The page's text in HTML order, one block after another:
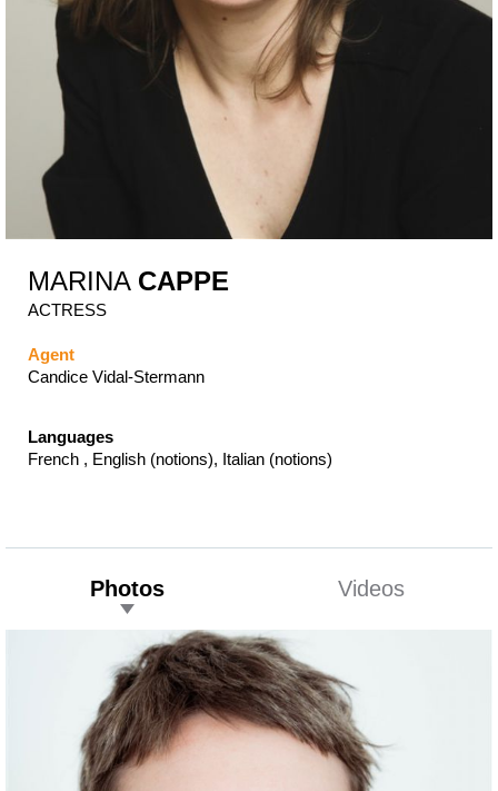
MARINA CAPPE
ACTRESS
Agent
Candice Vidal-Stermann
Languages
French , English (notions), Italian (notions)
Photos Videos